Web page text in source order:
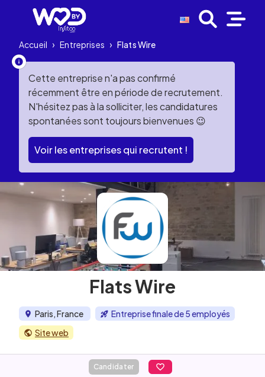
Accueil › Entreprises › Flats Wire
Cette entreprise n'a pas confirmé
récemment être en période de recrutement.
N'hésitez pas à la solliciter, les candidatures
spontanées sont toujours bienvenues 😉
Voir les entreprises qui recrutent !
Flats Wire
Paris, France
Entreprise finale de 5 employés
Site web
Candidater